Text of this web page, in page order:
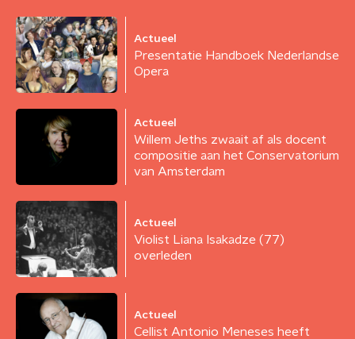
Actueel
Presentatie Handboek Nederlandse
Opera
Actueel
Willem Jeths zwaait af als docent
compositie aan het Conservatorium
van Amsterdam
Actueel
Violist Liana Isakadze (77)
overleden
Actueel
Cellist Antonio Meneses heeft